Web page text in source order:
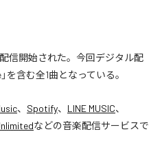
配信開始された。今回デジタル配
を含む全1曲となっている。
、 Spotify、 LINE MUSIC、
などの音楽配信サービスで